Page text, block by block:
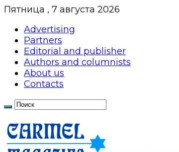
Пятница , 7 августа 2026
Advertising
Partners
Editorial and publisher
Authors and columnists
About us
Contacts